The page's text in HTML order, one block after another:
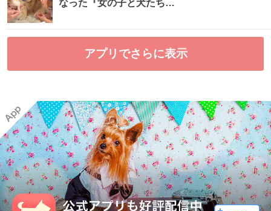
なった『女の子と犬たち…
アプリでさらに表示